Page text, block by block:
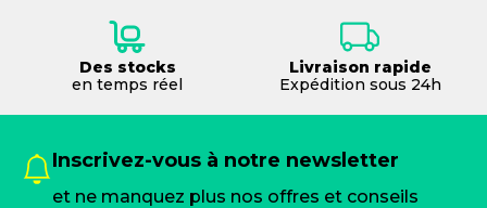
Des stocks
en temps réel
Livraison rapide
Expédition sous 24h
Inscrivez-vous à notre newsletter
et ne manquez plus nos offres et conseils